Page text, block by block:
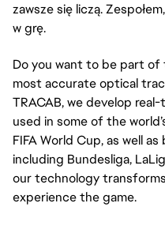
zawsze się liczą.
w grę.
Do you want to be part of
most accurate optical
TRACAB, we develop
used in some of the
FIFA World Cup, as well
including Bundesliga,
our technology
experience the game.